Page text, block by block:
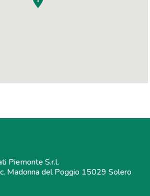
Piemonte S.r.l.
Madonna del Poggio 15029 Solero